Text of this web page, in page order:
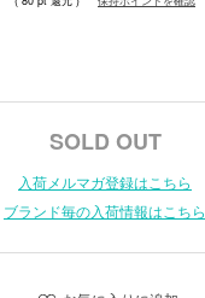
SOLD OUT
入荷メルマガ登録はこちら
ブランド毎の入荷情報はこちら